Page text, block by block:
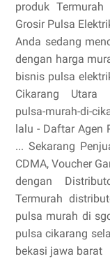
produk Termurah
Grosir Pulsa
Anda sedang
dengan harga
bisnis pulsa
Cikarang Utara
pulsa-murah-di-
lalu - Daftar Agen
... Sekarang
CDMA, Voucher
dengan
Termurah
pulsa murah di
pulsa cikarang
bekasi jawa barat